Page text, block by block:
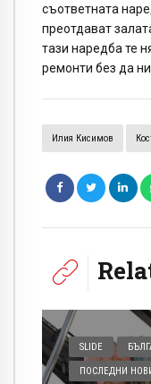
съответната
преотдават
тази наредба те
ремонти без да
Илия Кисимов
SLIDE
ПОСЛЕДНИ